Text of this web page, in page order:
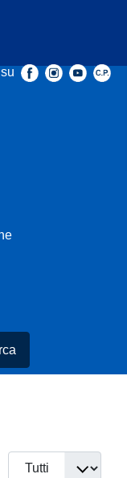
Visualizza #